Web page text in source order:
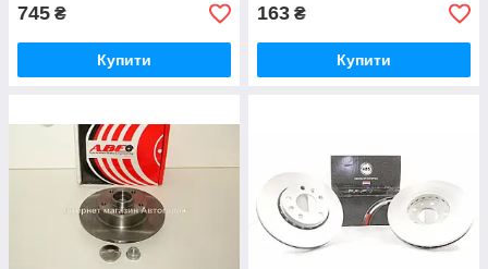
745 ₴
Купити
163 ₴
Купити